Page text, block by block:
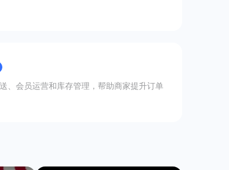
、会员运营和库存管理，帮助商家提升订单